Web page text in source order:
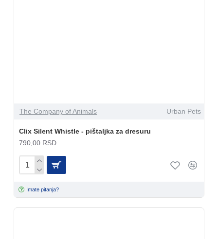
The Company of Animals Urban Pets
Clix Silent Whistle - pištaljka za dresuru
790,00 RSD
Imate pitanja?